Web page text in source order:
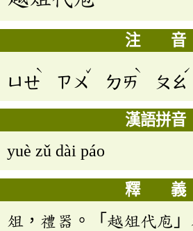
注 音
ㄩㄝ
ˋ
ㄗㄨ
ˇ
ㄉㄞ
ˋ
ㄆㄠ
ˊ
漢語拼音
yuè zǔ dài páo
釋 義
俎，禮器。「越俎代庖